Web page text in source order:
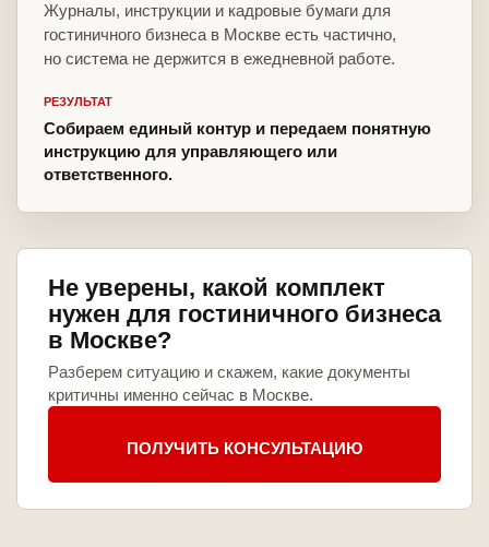
Журналы, инструкции и кадровые бумаги для
гостиничного бизнеса в Москве есть частично,
но система не держится в ежедневной работе.
РЕЗУЛЬТАТ
Собираем единый контур и передаем понятную
инструкцию для управляющего или
ответственного.
Не уверены, какой комплект
нужен для гостиничного бизнеса
в Москве?
Разберем ситуацию и скажем, какие документы
критичны именно сейчас в Москве.
ПОЛУЧИТЬ КОНСУЛЬТАЦИЮ